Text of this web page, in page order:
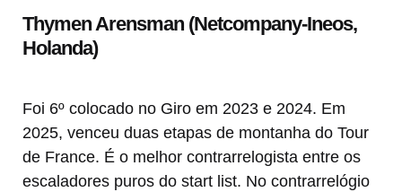
Thymen Arensman (Netcompany-Ineos,
Holanda)
Foi 6º colocado no Giro em 2023 e 2024. Em
2025, venceu duas etapas de montanha do Tour
de France. É o melhor contrarrelogista entre os
escaladores puros do start list. No contrarrelógio